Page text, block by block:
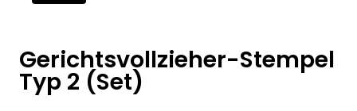
Gerichtsvollzieher-Stempel
Typ 2 (Set)